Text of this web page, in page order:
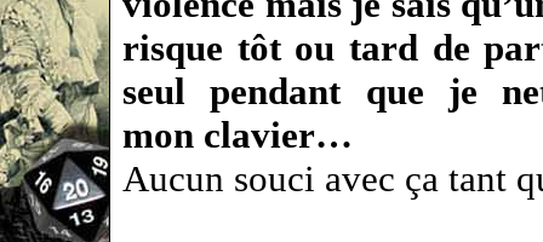
risque tôt ou tard de
seul pendant que je
mon clavier…
Aucun souci avec ça tant